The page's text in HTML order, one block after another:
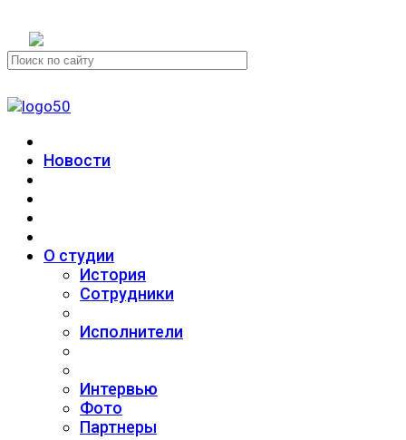
Новости
О студии
История
Сотрудники
Исполнители
Интервью
Фото
Партнеры